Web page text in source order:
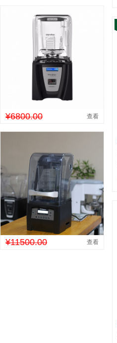
¥6800.00 查看
¥11500.00 查看